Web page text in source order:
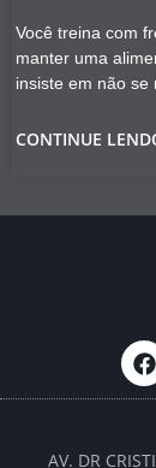
Você treina com
manter uma
insiste em não se
CONTINUE
F
a
c
AV. DR